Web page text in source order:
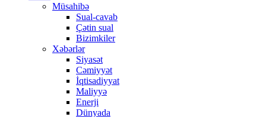
Müsahibə
Sual-cavab
Çətin sual
Bizimkiler
Xəbərlər
Siyasət
Cəmiyyət
İqtisadiyyat
Maliyyə
Enerji
Dünyada